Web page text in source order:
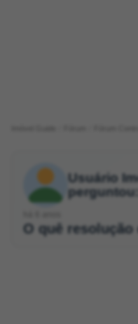
Usuário
perguntou:
O quê